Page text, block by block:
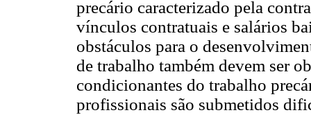
precário caracterizado pela
vínculos contratuais e salários
obstáculos para o
de trabalho também devem ser
condicionantes do trabalho
profissionais são submetidos